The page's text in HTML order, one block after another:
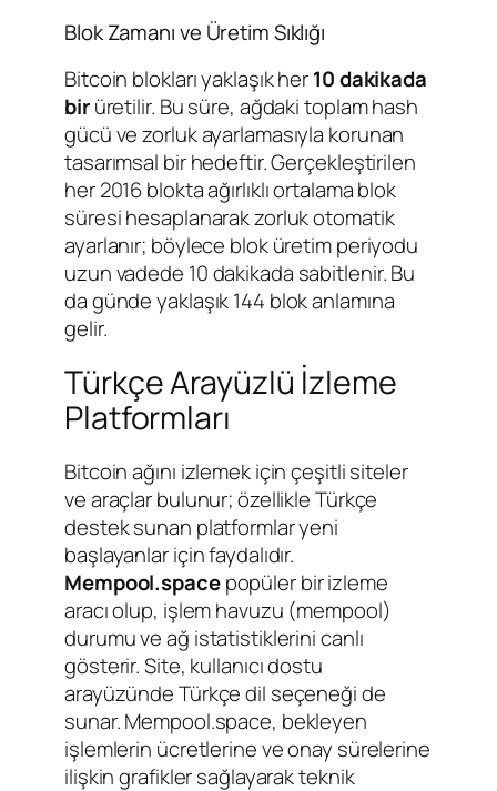
Blok Zamanı ve Üretim Sıklığı
Bitcoin blokları yaklaşık her10 dakikada
birüretilir. Bu süre, ağdaki toplam hash
gücü ve zorluk ayarlamasıyla korunan
tasarımsal bir hedeftir. Gerçekleştirilen
her 2016 blokta ağırlıklı ortalama blok
süresi hesaplanarak zorluk otomatik
ayarlanır; böylece blok üretim periyodu
uzun vadede 10 dakikada sabitlenir. Bu
da günde yaklaşık 144 blok anlamına
gelir.
Türkçe Arayüzlü İzleme
Platformları
Bitcoin ağını izlemek için çeşitli siteler
ve araçlar bulunur; özellikle Türkçe
destek sunan platformlar yeni
başlayanlar için faydalıdır.
Mempool.spacepopüler bir izleme
aracı olup, işlem havuzu (mempool)
durumu ve ağ istatistiklerini canlı
gösterir. Site, kullanıcı dostu
arayüzünde Türkçe dil seçeneği de
sunar. Mempool.space, bekleyen
işlemlerin ücretlerine ve onay sürelerine
ilişkin grafikler sağlayarak teknik